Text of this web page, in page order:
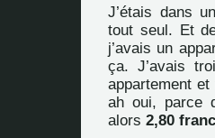
J’étais dans
tout seul. Et
j’avais un
ça. J’avais
appartement
ah oui, parce
alors 2,80